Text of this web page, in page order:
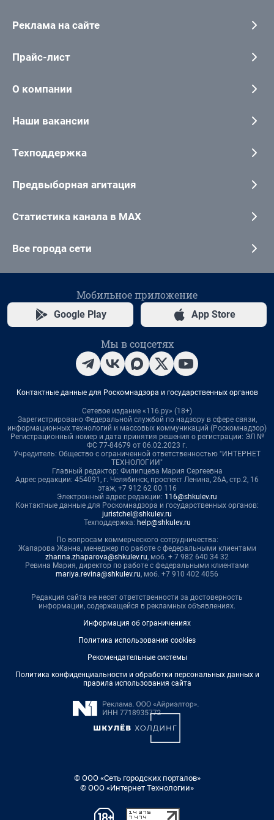
Реклама на сайте
Прайс-лист
О компании
Наши вакансии
Техподдержка
Предвыборная агитация
Статистика канала в MAX
Все города сети
Мобильное приложение
Google Play App Store
Мы в соцсетях
Контактные данные для Роскомнадзора и государственных органов
Сетевое издание «116.ру» (18+)
Зарегистрировано Федеральной службой по надзору в сфере связи,
информационных технологий и массовых коммуникаций (Роскомнадзор)
Регистрационный номер и дата принятия решения о регистрации: ЭЛ №
ФС 77-84679 от 06.02.2023 г.
Учредитель: Общество с ограниченной ответственностью "ИНТЕРНЕТ
ТЕХНОЛОГИИ"
Главный редактор: Филипцева Мария Сергеевна
Адрес редакции: 454091, г. Челябинск, проспект Ленина, 26А, стр.2, 16
этаж, +7 912 62 00 116
Электронный адрес редакции: 116@shkulev.ru
Контактные данные для Роскомнадзора и государственных органов:
juristchel@shkulev.ru
Техподдержка: help@shkulev.ru
По вопросам коммерческого сотрудничества:
Жапарова Жанна, менеджер по работе с федеральными клиентами
zhanna.zhaparova@shkulev.ru, моб. + 7 982 640 34 32
Ревина Мария, директор по работе с федеральными клиентами
mariya.revina@shkulev.ru, моб. +7 910 402 4056
Редакция сайта не несет ответственности за достоверность
информации, содержащейся в рекламных объявлениях.
Информация об ограничениях
Политика использования cookies
Рекомендательные системы
Политика конфиденциальности и обработки персональных данных и
правила использования сайта
© ООО «Сеть городских порталов»
© ООО «Интернет Технологии»